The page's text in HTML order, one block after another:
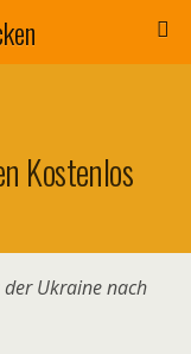
Kostenlos
Ukraine nach